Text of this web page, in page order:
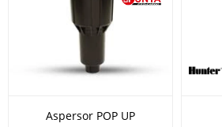
Aspersor POP UP